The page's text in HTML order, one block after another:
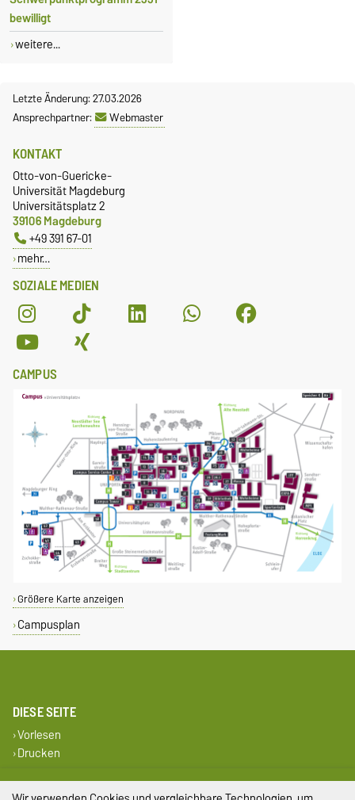
bewilligt
weitere...
Letzte Änderung: 27.03.2026
Ansprechpartner:
Webmaster
SOZIALE MEDIEN
KONTAKT
Otto-von-Guericke-
Universität Magdeburg
Universitätsplatz 2
39106 Magdeburg
+49 391 67-01
mehr…
CAMPUS
Größere Karte anzeigen
Campusplan
DIESE SEITE
Vorlesen
Drucken
Impressum